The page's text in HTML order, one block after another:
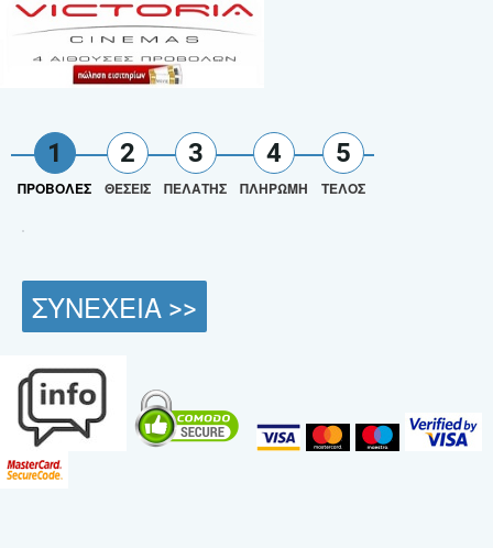
1
ΠΡΟΒΟΛΕΣ
2
ΘΕΣΕΙΣ
3
ΠΕΛΑΤΗΣ
4
ΠΛΗΡΩΜΗ
5
ΤΕΛΟΣ
ΣΥΝΕΧΕΙΑ >>